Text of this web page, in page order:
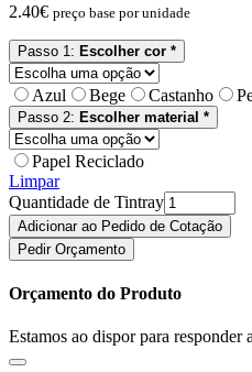
2.40€ preço base por unidade
Passo 1: Escolher cor *
Azul Bege Castanho
Passo 2: Escolher material *
Papel Reciclado
Limpar
Quantidade de Tintray
Adicionar ao Pedido de Cotação
Pedir Orçamento
Orçamento do Produto
Estamos ao dispor para responder